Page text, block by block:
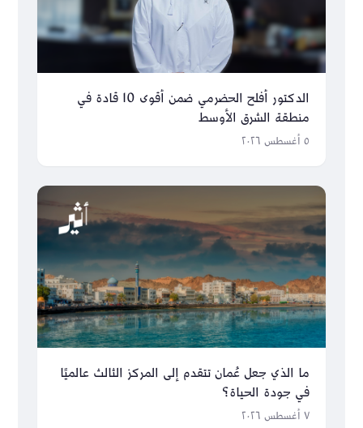
الدكتور أفلح الحضرمي ضمن أقوى 10 قادة في
منطقة الشرق الأوسط
٥ أغسطس ٢٠٢٦
ما الذي جعل عُمان تتقدم إلى المركز الثالث عالميًا
في جودة الحياة؟
٧ أغسطس ٢٠٢٦